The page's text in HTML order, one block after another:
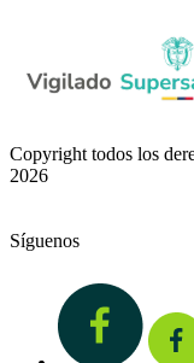
Copyright todos los
2026
Síguenos